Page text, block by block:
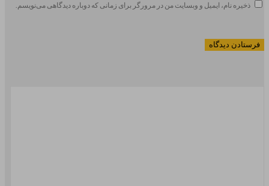
ذخیره نام، ایمیل و وبسایت من در مرورگر برای زمانی که دوباره دیدگاهی می‌نویسم.